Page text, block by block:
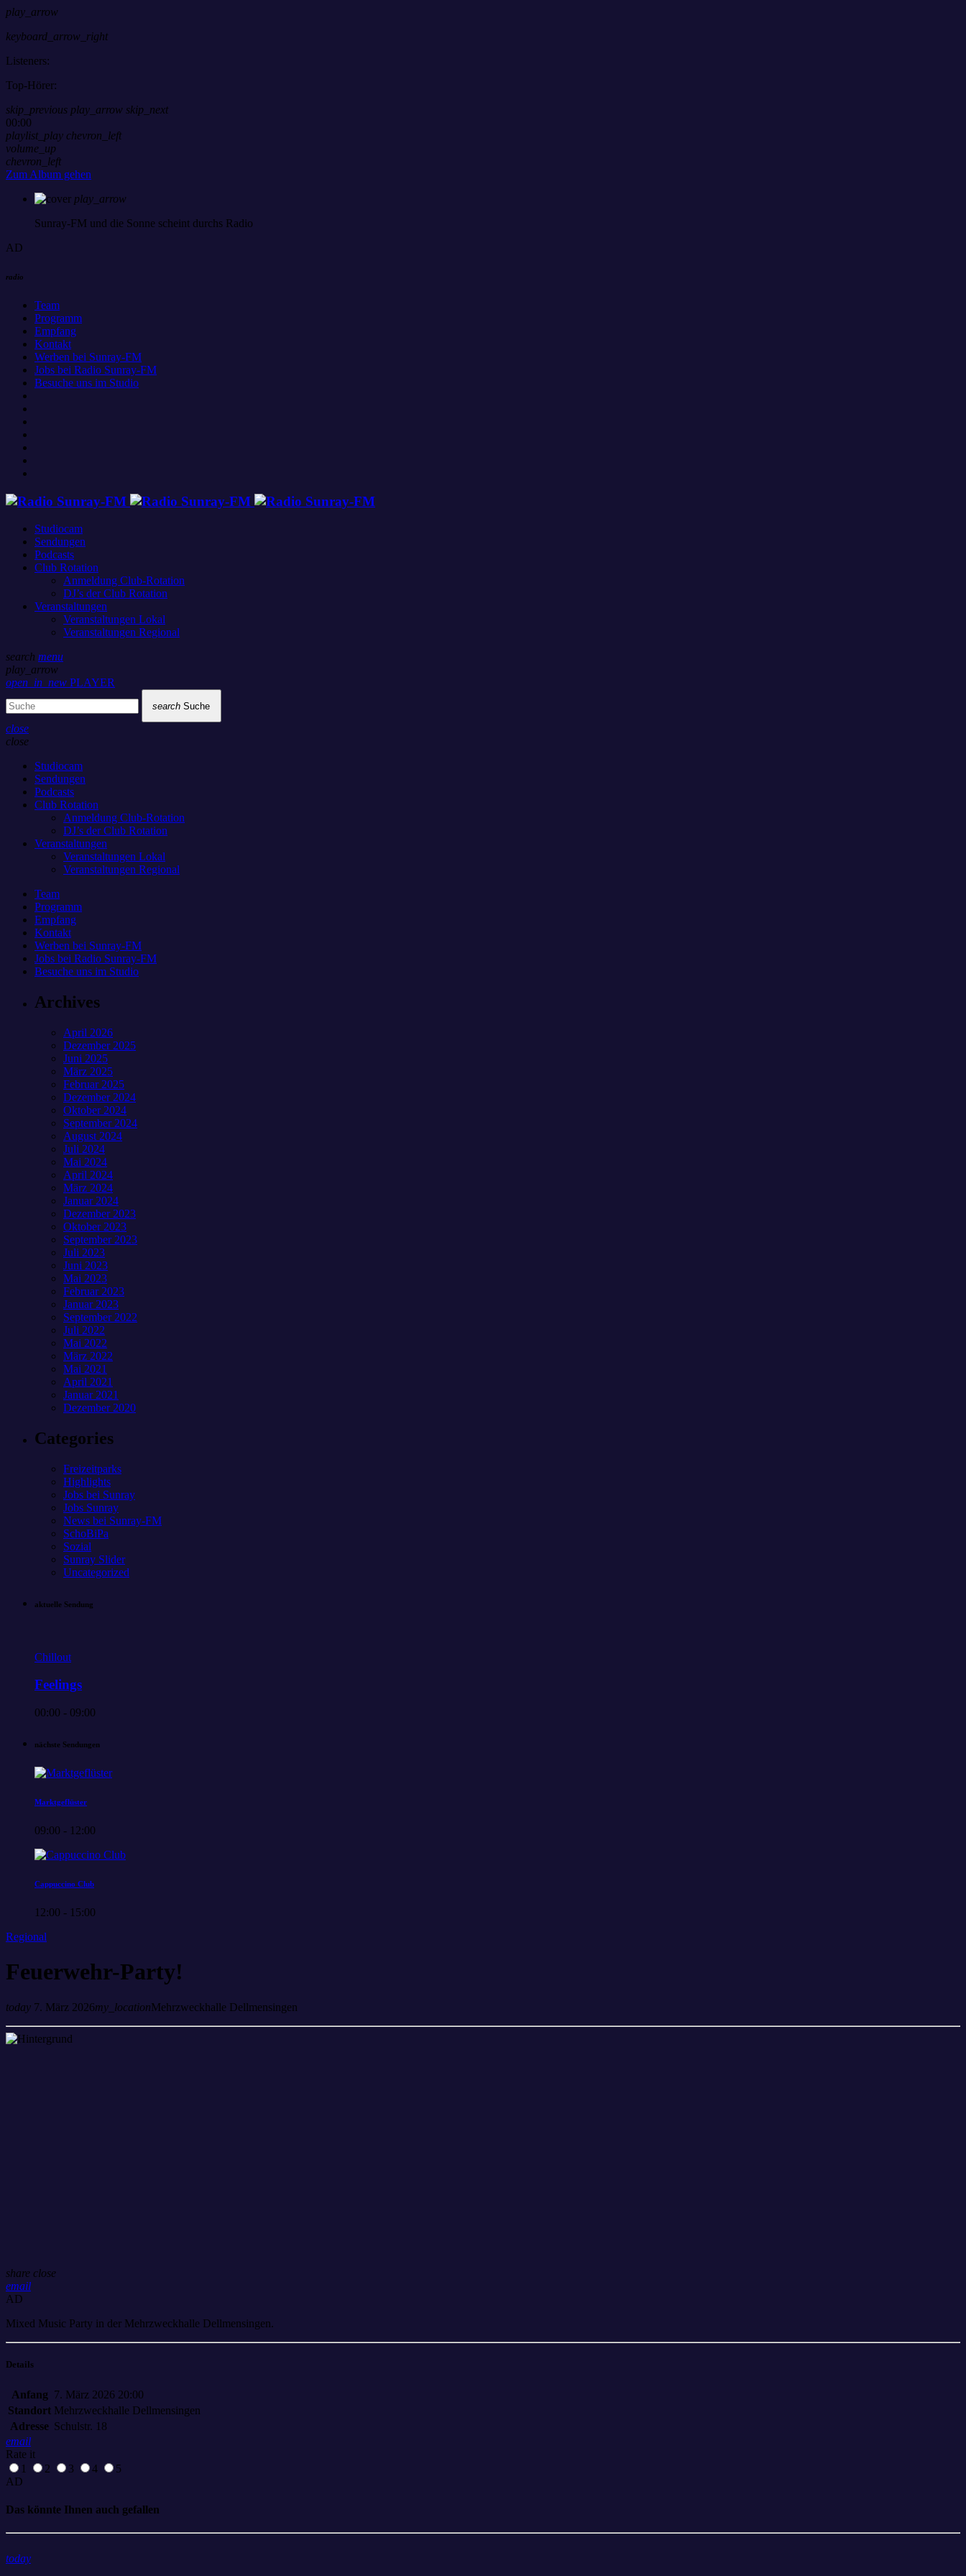
play_arrow
keyboard_arrow_right
Listeners:
Top-Hörer:
skip_previous play_arrow skip_next
00:00
playlist_play chevron_left
volume_up
chevron_left
Zum Album gehen
play_arrow
Sunray-FM und die Sonne scheint durchs Radio
AD
radio
Team
Programm
Empfang
Kontakt
Werben bei Sunray-FM
Jobs bei Radio Sunray-FM
Besuche uns im Studio
Studiocam
Sendungen
Podcasts
Club Rotation
Anmeldung Club-Rotation
DJ’s der Club Rotation
Veranstaltungen
Veranstaltungen Lokal
Veranstaltungen Regional
search menu
play_arrow
open_in_new PLAYER
search Suche
close
close
Studiocam
Sendungen
Podcasts
Club Rotation
Anmeldung Club-Rotation
DJ’s der Club Rotation
Veranstaltungen
Veranstaltungen Lokal
Veranstaltungen Regional
Team
Programm
Empfang
Kontakt
Werben bei Sunray-FM
Jobs bei Radio Sunray-FM
Besuche uns im Studio
Archives
April 2026
Dezember 2025
Juni 2025
März 2025
Februar 2025
Dezember 2024
Oktober 2024
September 2024
August 2024
Juli 2024
Mai 2024
April 2024
März 2024
Januar 2024
Dezember 2023
Oktober 2023
September 2023
Juli 2023
Juni 2023
Mai 2023
Februar 2023
Januar 2023
September 2022
Juli 2022
Mai 2022
März 2022
Mai 2021
April 2021
Januar 2021
Dezember 2020
Categories
Freizeitparks
Highlights
Jobs bei Sunray
Jobs Sunray
News bei Sunray-FM
SchoBiPa
Sozial
Sunray Slider
Uncategorized
aktuelle Sendung
Chillout
Feelings
00:00 - 09:00
nächste Sendungen
Marktgeflüster
09:00 - 12:00
Cappuccino Club
12:00 - 15:00
Regional
Feuerwehr-Party!
today 7. März 2026my_locationMehrzweckhalle Dellmensingen
share close
email
AD
Mixed Music Party in der Mehrzweckhalle Dellmensingen.
Details
Anfang 7. März 2026 20:00
Standort Mehrzweckhalle Dellmensingen
Adresse Schulstr. 18
email
Rate it
1
2 3 4
5
AD
Das könnte Ihnen auch gefallen
today